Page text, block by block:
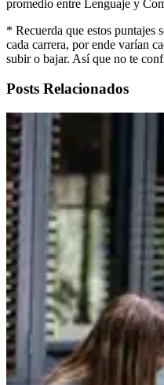
promedio entre Lenguaje y
* Recuerda que estos puntajes
cada carrera, por ende varían
subir o bajar. Así que no te
Posts Relacionados